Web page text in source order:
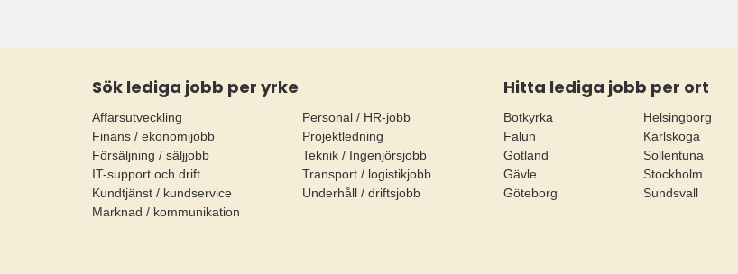
Sök lediga jobb per yrke
Affärsutveckling
Finans / ekonomijobb
Försäljning / säljjobb
IT-support och drift
Kundtjänst / kundservice
Marknad / kommunikation
Personal / HR-jobb
Projektledning
Teknik / Ingenjörsjobb
Transport / logistikjobb
Underhåll / driftsjobb
Hitta lediga jobb per ort
Botkyrka
Falun
Gotland
Gävle
Göteborg
Helsingborg
Karlskoga
Sollentuna
Stockholm
Sundsvall